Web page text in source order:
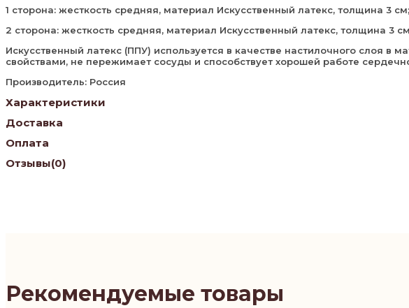
1 сторона: жесткость средняя, материал Искусственный латекс, толщина 3 см;
2 сторона: жесткость средняя, материал Искусственный латекс, толщина 3
Искусственный латекс (ППУ) используется в качестве настилочного слоя
свойствами, не пережимает сосуды и способствует хорошей работе
Производитель: Россия
Характеристики
Доставка
Оплата
Отзывы(0)
Рекомендуемые товары